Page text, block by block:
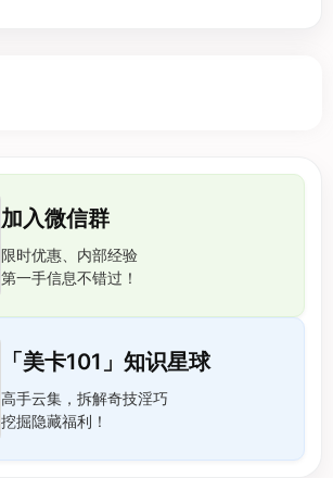
加入微信群
限时优惠、内部经验
第一手信息不错过！
「美卡101」知识星球
高手云集，拆解奇技淫巧
挖掘隐藏福利！